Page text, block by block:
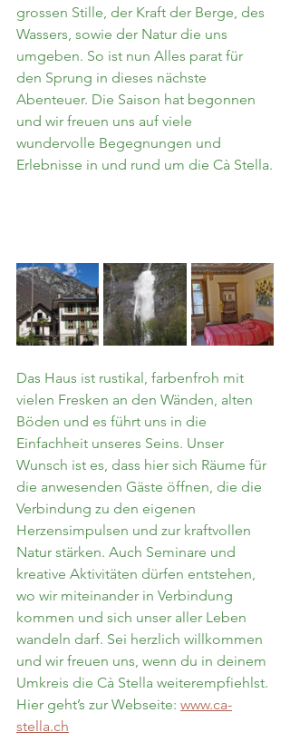
grossen Stille, der Kraft der Berge, des
Wassers, sowie der Natur die uns
umgeben. So ist nun Alles parat für
den Sprung in dieses nächste
Abenteuer. Die Saison hat begonnen
und wir freuen uns auf viele
wundervolle Begegnungen und
Erlebnisse in und rund um die Cà Stella.
Das Haus ist rustikal, farbenfroh mit
vielen Fresken an den Wänden, alten
Böden und es führt uns in die
Einfachheit unseres Seins. Unser
Wunsch ist es, dass hier sich Räume für
die anwesenden Gäste öffnen, die die
Verbindung zu den eigenen
Herzensimpulsen und zur kraftvollen
Natur stärken. Auch Seminare und
kreative Aktivitäten dürfen entstehen,
wo wir miteinander in Verbindung
kommen und sich unser aller Leben
wandeln darf. Sei herzlich willkommen
und wir freuen uns, wenn du in deinem
Umkreis die Cà Stella weiterempfiehlst.
Hier geht’s zur Webseite: www.ca-
stella.ch